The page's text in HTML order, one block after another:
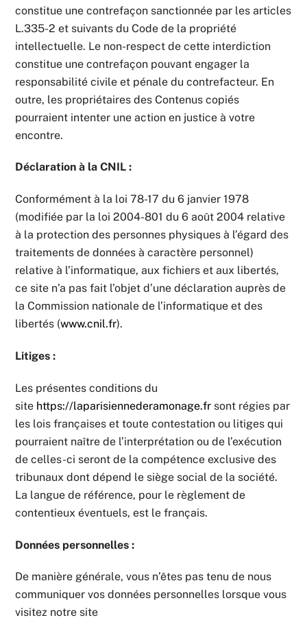
constitue une contrefaçon sanctionnée par les articles
L.335-2 et suivants du Code de la propriété
intellectuelle. Le non-respect de cette interdiction
constitue une contrefaçon pouvant engager la
responsabilité civile et pénale du contrefacteur. En
outre, les propriétaires des Contenus copiés
pourraient intenter une action en justice à votre
encontre.
Déclaration à la CNIL :
Conformément à la loi 78-17 du 6 janvier 1978
(modifiée par la loi 2004-801 du 6 août 2004 relative
à la protection des personnes physiques à l’égard des
traitements de données à caractère personnel)
relative à l’informatique, aux fichiers et aux libertés,
ce site n’a pas fait l’objet d’une déclaration auprès de
la Commission nationale de l’informatique et des
libertés (www.cnil.fr).
Litiges :
Les présentes conditions du
site https://laparisiennederamonage.fr sont régies par
les lois françaises et toute contestation ou litiges qui
pourraient naître de l’interprétation ou de l’exécution
de celles-ci seront de la compétence exclusive des
tribunaux dont dépend le siège social de la société.
La langue de référence, pour le règlement de
contentieux éventuels, est le français.
Données personnelles :
De manière générale, vous n’êtes pas tenu de nous
communiquer vos données personnelles lorsque vous
visitez notre site